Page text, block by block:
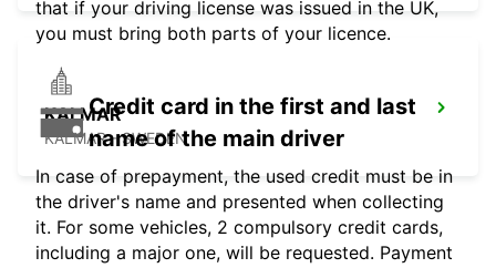
KALMAR
KALMAR - SWEDEN
that if your driving license was issued in the UK,
you must bring both parts of your licence.
Credit card in the first and last
name of the main driver
In case of prepayment, the used credit must be in
the driver's name and presented when collecting
it. For some vehicles, 2 compulsory credit cards,
including a major one, will be requested. Payment